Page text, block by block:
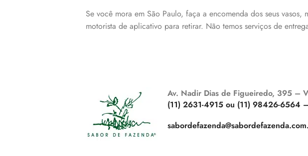
Se você mora em São Paulo, faça a encomenda dos seus
motorista de aplicativo para retirar. Não temos serviços de
Av. Nadir Dias de Figueiredo, 395 –
(11) 2631-4915 ou (11) 98426-6564